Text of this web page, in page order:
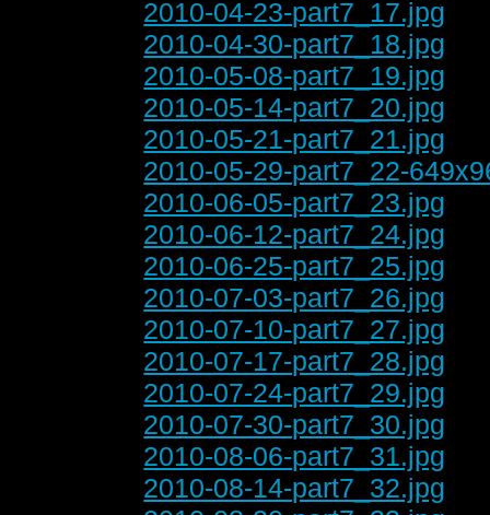
2010-04-23-part7_17.jpg
2010-04-30-part7_18.jpg
2010-05-08-part7_19.jpg
2010-05-14-part7_20.jpg
2010-05-21-part7_21.jpg
2010-05-29-part7_22-
2010-06-05-part7_23.jpg
2010-06-12-part7_24.jpg
2010-06-25-part7_25.jpg
2010-07-03-part7_26.jpg
2010-07-10-part7_27.jpg
2010-07-17-part7_28.jpg
2010-07-24-part7_29.jpg
2010-07-30-part7_30.jpg
2010-08-06-part7_31.jpg
2010-08-14-part7_32.jpg